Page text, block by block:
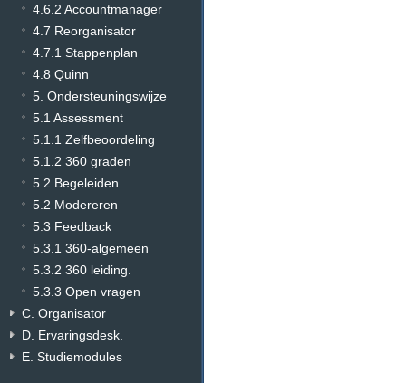
4.6.2 Accountmanager
4.7 Reorganisator
4.7.1 Stappenplan
4.8 Quinn
5. Ondersteuningswijze
5.1 Assessment
5.1.1 Zelfbeoordeling
5.1.2 360 graden
5.2 Begeleiden
5.2 Modereren
5.3 Feedback
5.3.1 360-algemeen
5.3.2 360 leiding.
5.3.3 Open vragen
C. Organisator
D. Ervaringsdesk.
E. Studiemodules